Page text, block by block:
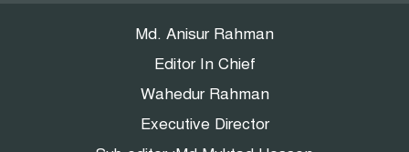
Md. Anisur Rahman
Editor In Chief
Wahedur Rahman
Executive Director